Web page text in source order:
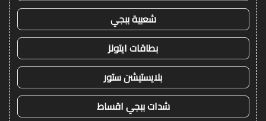
شعبية ببجي
بطاقات ايتونز
بلايستيشن ستور
شدات ببجي اقساط